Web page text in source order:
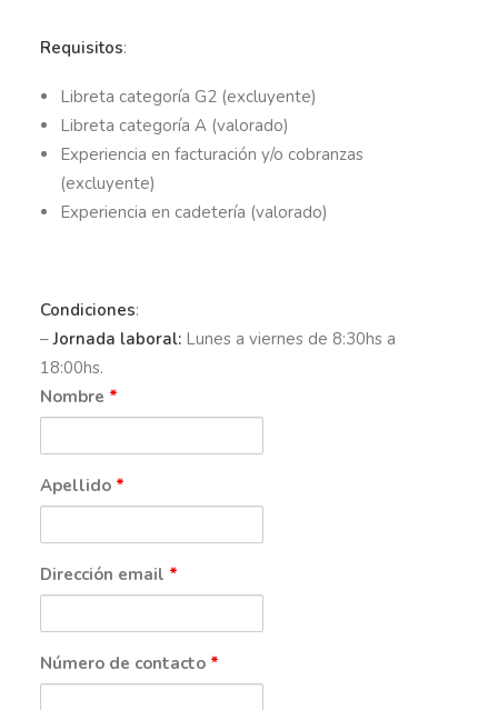
Requisitos:
Libreta categoría G2 (excluyente)
Libreta categoría A (valorado)
Experiencia en facturación y/o cobranzas
(excluyente)
Experiencia en cadetería (valorado)
Condiciones:
–Jornada laboral: Lunes a viernes de 8:30hs a
18:00hs.
Nombre *
Apellido *
Dirección email *
Número de contacto *